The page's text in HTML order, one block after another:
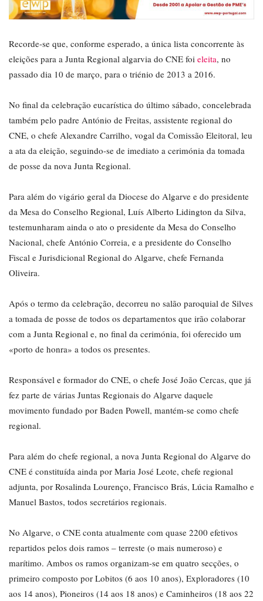
Recorde-se que, conforme esperado, a única lista concorrente às
eleições para a Junta Regional algarvia do CNE foi eleita, no
passado dia 10 de março, para o triénio de 2013 a 2016.
No final da celebração eucarística do último sábado, concelebrada
também pelo padre António de Freitas, assistente regional do
CNE, o chefe Alexandre Carrilho, vogal da Comissão Eleitoral, leu
a ata da eleição, seguindo-se de imediato a cerimónia da tomada
de posse da nova Junta Regional.
Para além do vigário geral da Diocese do Algarve e do presidente
da Mesa do Conselho Regional, Luís Alberto Lidington da Silva,
testemunharam ainda o ato o presidente da Mesa do Conselho
Nacional, chefe António Correia, e a presidente do Conselho
Fiscal e Jurisdicional Regional do Algarve, chefe Fernanda
Oliveira.
Após o termo da celebração, decorreu no salão paroquial de Silves
a tomada de posse de todos os departamentos que irão colaborar
com a Junta Regional e, no final da cerimónia, foi oferecido um
«porto de honra» a todos os presentes.
Responsável e formador do CNE, o chefe José João Cercas, que já
fez parte de várias Juntas Regionais do Algarve daquele
movimento fundado por Baden Powell, mantém-se como chefe
regional.
Para além do chefe regional, a nova Junta Regional do Algarve do
CNE é constituída ainda por Maria José Leote, chefe regional
adjunta, por Rosalinda Lourenço, Francisco Brás, Lúcia Ramalho e
Manuel Bastos, todos secretários regionais.
No Algarve, o CNE conta atualmente com quase 2200 efetivos
repartidos pelos dois ramos – terreste (o mais numeroso) e
marítimo. Ambos os ramos organizam-se em quatro secções, o
primeiro composto por Lobitos (6 aos 10 anos), Exploradores (10
aos 14 anos), Pioneiros (14 aos 18 anos) e Caminheiros (18 aos 22